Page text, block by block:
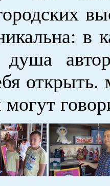
в
душа
открыть.
могут